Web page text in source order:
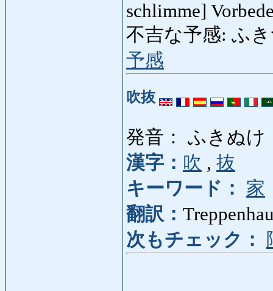
schlimme]
不吉な予感: ふき
予感
吹抜
発音： ふきぬけ
漢字： 吹 , 抜
キーワード：
家
翻訳：
次もチェック：